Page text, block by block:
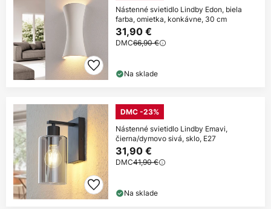
Nástenné svietidlo Lindby Edon, biela
farba, omietka, konkávne, 30 cm
31,90 €
DMC66,90 €
Na sklade
DMC -23%
Nástenné svietidlo Lindby Emavi,
čierna/dymovo sivá, sklo, E27
31,90 €
DMC41,90 €
Na sklade